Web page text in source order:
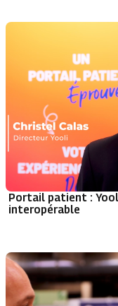
Portail patient :
interopérable